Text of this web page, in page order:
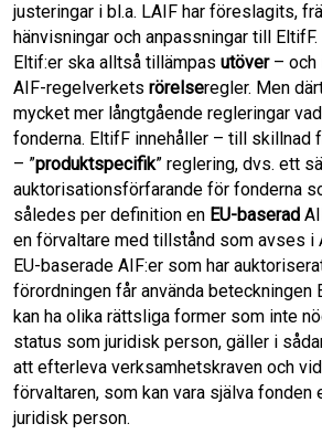
justeringar i bl.a. LAIF har föreslagits,
hänvisningar och anpassningar till EltifF.
Eltif:er ska alltså tillämpas utöver– och
AIF-regelverkets rörelseregler. Men
mycket mer långtgående regleringar
fonderna. EltifF innehåller – till skillnad
– ”produktspecifik” reglering, dvs. ett
auktorisationsförfarande för fonderna
således per definition en EU-baserad
en förvaltare med tillstånd som avses i
EU-baserade AIF:er som har
förordningen får använda beteckningen
kan ha olika rättsliga former som inte
status som juridisk person, gäller i
att efterleva verksamhetskraven och
förvaltaren, som kan vara själva fonden
juridisk person.